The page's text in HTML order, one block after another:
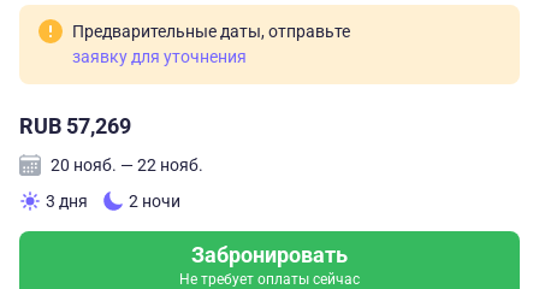
Предварительные даты, отправьте
заявку для уточнения
RUB 57,269
20 нояб. — 22 нояб.
3 дня
2 ночи
Забронировать
Не требует оплаты сейчас